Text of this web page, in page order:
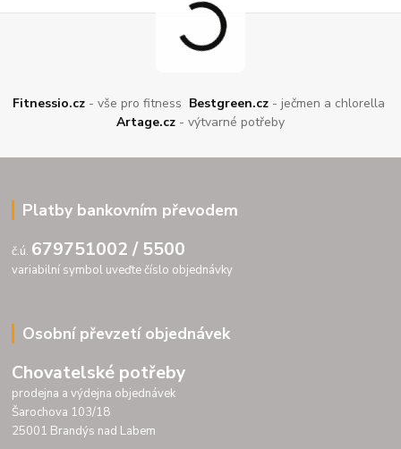
Fitnessio.cz - vše pro fitness Bestgreen.cz - ječmen a chlorella
Artage.cz - výtvarné potřeby
Platby bankovním převodem
č.ú. 679751002 / 5500
variabilní symbol uveďte číslo objednávky
Osobní převzetí objednávek
Chovatelské potřeby
prodejna a výdejna objednávek
Šarochova 103/18
25001 Brandýs nad Labem